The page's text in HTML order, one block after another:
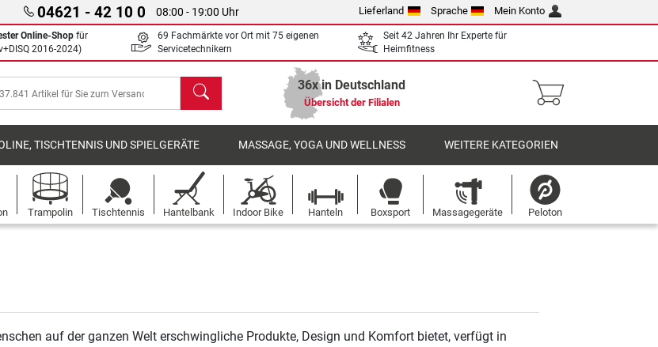
04621 - 42 10 0 08:00 - 19:00 Uhr Lieferland Sprache Mein Konto
Online-Shop für
2016-2024)
69 Fachmärkte vor Ort mit 75 eigenen
Servicetechnikern
Seit 42 Jahren Ihr Experte für
Heimfitness
Suchen 36x in Deutschland
Übersicht der Filialen
TISCHTENNIS UND SPIELGERÄTE MASSAGE, YOGA UND WELLNESS WEITERE KATEGORIEN
Trampolin Tischtennis Hantelbank Indoor Bike Hanteln Boxsport Massagegeräte Peloton
auf der ganzen Welt erschwingliche Produkte, Design und Komfort bietet, verfügt in